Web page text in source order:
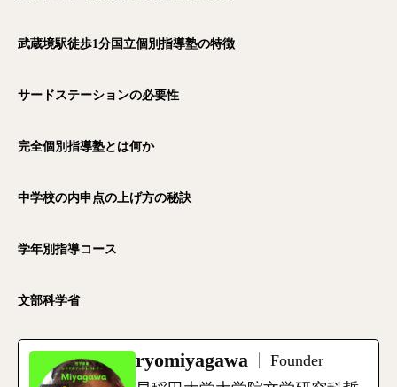
武蔵境駅徒歩1分国立個別指導塾の特徴
サードステーションの必要性
完全個別指導塾とは何か
中学校の内申点の上げ方の秘訣
学年別指導コース
文部科学省
ryomiyagawa
Founder